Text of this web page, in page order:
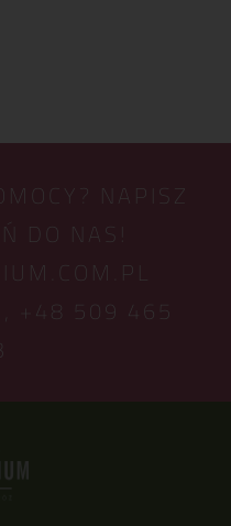
NAPISZ
DO NAS!
+48 509 465